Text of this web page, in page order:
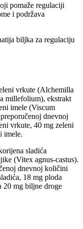
pomaže regulaciji
i podržava
biljka za regulaciju
vrkute (Alchemilla
millefolium), ekstrakt
imele (Viscum
dnevnoj
vrkute, 40 mg zeleni
imele.
sladića
(Vitex agnus-castus).
dnevnoj količini
18 mg ploda
20 mg biljne droge